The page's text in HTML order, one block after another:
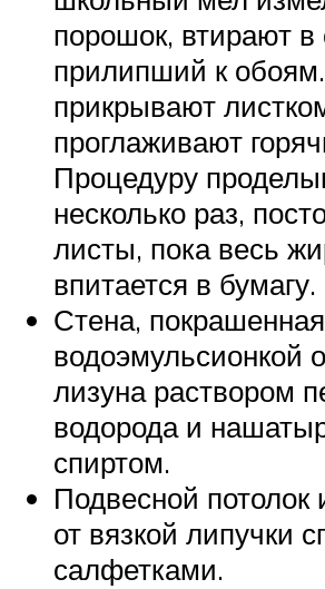
порошок, втирают в
прилипший к
прикрывают
проглаживают
Процедуру
несколько раз,
листы, пока весь
впитается в бумагу.
Стена, покрашенная
водоэмульсионкой
лизуна раствором
водорода и
спиртом.
Подвесной потолок
от вязкой липучки
салфетками.